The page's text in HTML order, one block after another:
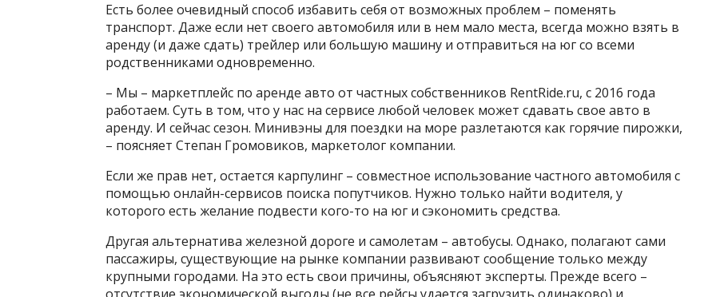
Есть более очевидный способ избавить себя от возможных проблем – поменять
транспорт. Даже если нет своего автомобиля или в нем мало места, всегда можно взять в
аренду (и даже сдать) трейлер или большую машину и отправиться на юг со всеми
родственниками одновременно.
– Мы – маркетплейс по аренде авто от частных собственников RentRide.ru, с 2016 года
работаем. Суть в том, что у нас на сервисе любой человек может сдавать свое авто в
аренду. И сейчас сезон. Минивэны для поездки на море разлетаются как горячие пирожки,
– поясняет Степан Громовиков, маркетолог компании.
Если же прав нет, остается карпулинг – совместное использование частного автомобиля с
помощью онлайн-сервисов поиска попутчиков. Нужно только найти водителя, у
которого есть желание подвести кого-то на юг и сэкономить средства.
Другая альтернатива железной дороге и самолетам – автобусы. Однако, полагают сами
пассажиры, существующие на рынке компании развивают сообщение только между
крупными городами. На это есть свои причины, объясняют эксперты. Прежде всего –